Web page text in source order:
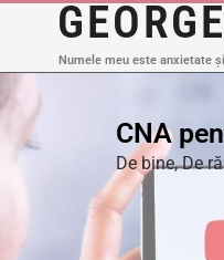
Numele meu este anxietate
CNA
De bine,De